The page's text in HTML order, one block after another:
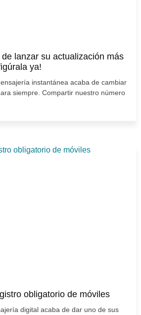
lanzar su actualización más
ya!
instantánea acaba de cambiar
siempre. Compartir nuestro número
obligatorio de móviles
digital acaba de dar uno de sus